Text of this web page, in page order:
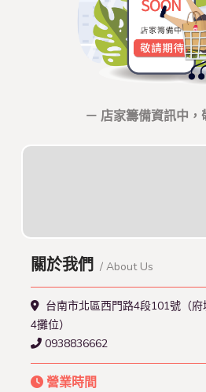
－ 店家籌備資訊中，
關於我們 / About Us
台南市北區西門路4段101號（
4攤位）
0938836662
營業時間